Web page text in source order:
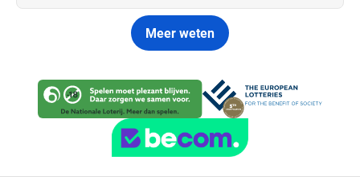
Meer weten